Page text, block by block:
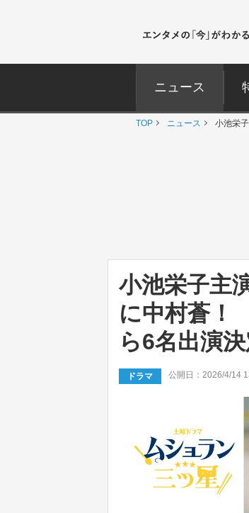
ニュース
TOP ニュース 小池栄
小池栄子主
に中村蒼！
ら6名出演
ドラマ 公開日：2026/4/14